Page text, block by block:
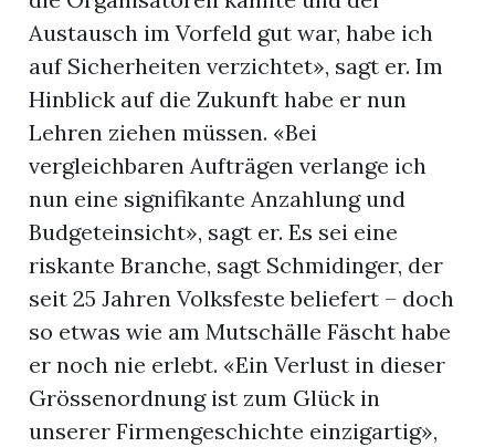
Austausch im Vorfeld gut war, habe ich
auf Sicherheiten verzichtet», sagt er. Im
Hinblick auf die Zukunft habe er nun
Lehren ziehen müssen. «Bei
vergleichbaren Aufträgen verlange ich
nun eine signifikante Anzahlung und
Budgeteinsicht», sagt er. Es sei eine
riskante Branche, sagt Schmidinger, der
seit 25 Jahren Volksfeste beliefert – doch
so etwas wie am Mutschälle Fäscht habe
er noch nie erlebt. «Ein Verlust in dieser
Grössenordnung ist zum Glück in
unserer Firmengeschichte einzigartig»,